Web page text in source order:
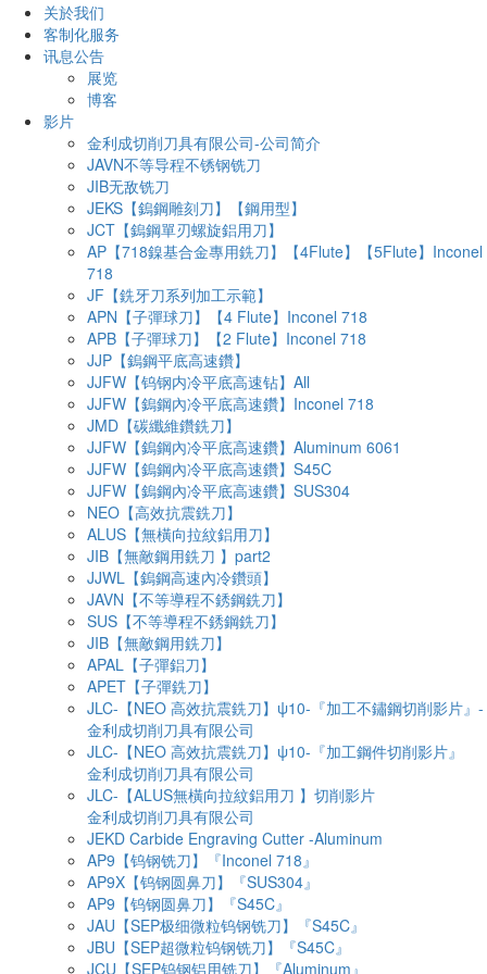
关於我们
客制化服务
讯息公告
展览
博客
影片
金利成切削刀具有限公司-公司简介
JAVN不等导程不锈钢铣刀
JIB无敌铣刀
JEKS【鎢鋼雕刻刀】【鋼用型】
JCT【鎢鋼單刃螺旋鋁用刀】
AP【718鎳基合金專用銑刀】【4Flute】【5Flute】Inconel
718
JF【銑牙刀系列加工示範】
APN【子彈球刀】【4 Flute】Inconel 718
APB【子彈球刀】【2 Flute】Inconel 718
JJP【鎢鋼平底高速鑽】
JJFW【钨钢内冷平底高速钻】All
JJFW【鎢鋼內冷平底高速鑽】Inconel 718
JMD【碳纖維鑽銑刀】
JJFW【鎢鋼內冷平底高速鑽】Aluminum 6061
JJFW【鎢鋼內冷平底高速鑽】S45C
JJFW【鎢鋼內冷平底高速鑽】SUS304
NEO【高效抗震銑刀】
ALUS【無橫向拉紋鋁用刀】
JIB【無敵鋼用銑刀 】part2
JJWL【鎢鋼高速內冷鑽頭】
JAVN【不等導程不銹鋼銑刀】
SUS【不等導程不銹鋼銑刀】
JIB【無敵鋼用銑刀】
APAL【子彈鋁刀】
APET【子彈銑刀】
JLC-【NEO 高效抗震銑刀】ψ10-『加工不鏽鋼切削影片』-
金利成切削刀具有限公司
JLC-【NEO 高效抗震銑刀】ψ10-『加工鋼件切削影片』
金利成切削刀具有限公司
JLC-【ALUS無橫向拉紋鋁用刀 】切削影片
金利成切削刀具有限公司
JEKD Carbide Engraving Cutter -Aluminum
AP9【钨钢铣刀】『Inconel 718』
AP9X【钨钢圆鼻刀】『SUS304』
AP9【钨钢圆鼻刀】『S45C』
JAU【SEP极细微粒钨钢铣刀】『S45C』
JBU【SEP超微粒钨钢铣刀】『S45C』
JCU【SEP钨钢铝用铣刀】『Aluminum』